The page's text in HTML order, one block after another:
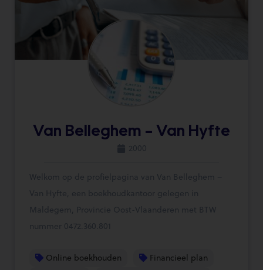
Van Belleghem – Van Hyfte
2000
Welkom op de profielpagina van Van Belleghem –
Van Hyfte, een boekhoudkantoor gelegen in
Maldegem, Provincie Oost-Vlaanderen met BTW
nummer 0472.360.801
Online boekhouden
Financieel plan